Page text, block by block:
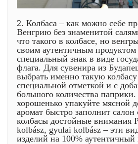
2. Колбаса – как можно себе
Венгрию без знаменитой
что такого в колбасе, но
своим аутентичным продуктом
специальный знак в виде
флага. Для сувенира из
выбрать именно такую колбасу
специальной отметкой и с
большого количества
хорошенько упакуйте мясной
аромат быстро заполнит
колбасы достойные внимания
kolbász, gyulai kolbász – эти
изделий на 100% аутентичный